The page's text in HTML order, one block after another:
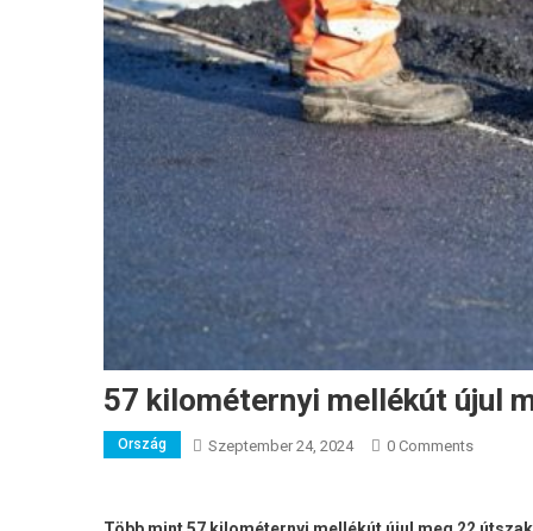
57 kilométernyi mellékút újul
Ország Szeptember 24, 2024 0 Comments